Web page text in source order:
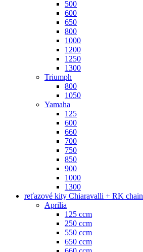
500
600
650
800
1000
1200
1250
1300
Triumph
800
1050
Yamaha
125
600
660
700
750
850
900
1000
1300
reťazové kity Chiaravalli + RK chain
Aprilia
125 ccm
250 ccm
550 ccm
650 ccm